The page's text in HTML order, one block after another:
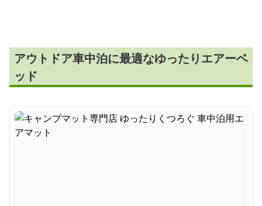
アウトドア車中泊に最適なゆったりエアーベ
ッド